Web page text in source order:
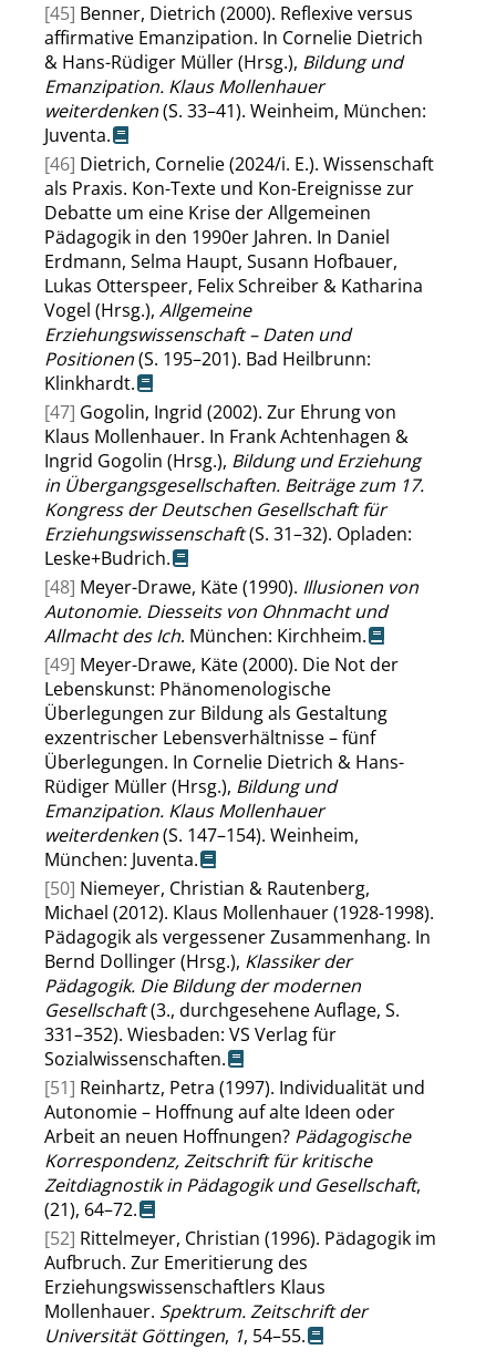
[45] Benner, Dietrich (2000). Reflexive versus
affirmative Emanzipation. In Cornelie Dietrich
& Hans-Rüdiger Müller (Hrsg.), Bildung und
Emanzipation. Klaus Mollenhauer
weiterdenken(S. 33–41). Weinheim, München:
Juventa.
[46] Dietrich, Cornelie (2024/i. E.). Wissenschaft
als Praxis. Kon-Texte und Kon-Ereignisse zur
Debatte um eine Krise der Allgemeinen
Pädagogik in den 1990er Jahren. In Daniel
Erdmann, Selma Haupt, Susann Hofbauer,
Lukas Otterspeer, Felix Schreiber & Katharina
Vogel (Hrsg.), Allgemeine
Erziehungswissenschaft – Daten und
Positionen(S. 195–201). Bad Heilbrunn:
Klinkhardt.
[47] Gogolin, Ingrid (2002). Zur Ehrung von
Klaus Mollenhauer. In Frank Achtenhagen &
Ingrid Gogolin (Hrsg.), Bildung und Erziehung
in Übergangsgesellschaften. Beiträge zum 17.
Kongress der Deutschen Gesellschaft für
Erziehungswissenschaft(S. 31–32). Opladen:
Leske+Budrich.
[48] Meyer-Drawe, Käte (1990). Illusionen von
Autonomie. Diesseits von Ohnmacht und
Allmacht des Ich. München: Kirchheim.
[49] Meyer-Drawe, Käte (2000). Die Not der
Lebenskunst: Phänomenologische
Überlegungen zur Bildung als Gestaltung
exzentrischer Lebensverhältnisse – fünf
Überlegungen. In Cornelie Dietrich & Hans-
Rüdiger Müller (Hrsg.), Bildung und
Emanzipation. Klaus Mollenhauer
weiterdenken(S. 147–154). Weinheim,
München: Juventa.
[50] Niemeyer, Christian & Rautenberg,
Michael (2012). Klaus Mollenhauer (1928-1998).
Pädagogik als vergessener Zusammenhang. In
Bernd Dollinger (Hrsg.), Klassiker der
Pädagogik. Die Bildung der modernen
Gesellschaft(3., durchgesehene Auflage, S.
331–352). Wiesbaden: VS Verlag für
Sozialwissenschaften.
[51] Reinhartz, Petra (1997). Individualität und
Autonomie – Hoffnung auf alte Ideen oder
Arbeit an neuen Hoffnungen? Pädagogische
Korrespondenz, Zeitschrift für kritische
Zeitdiagnostik in Pädagogik und Gesellschaft,
(21), 64–72.
[52] Rittelmeyer, Christian (1996). Pädagogik im
Aufbruch. Zur Emeritierung des
Erziehungswissenschaftlers Klaus
Mollenhauer. Spektrum. Zeitschrift der
Universität Göttingen, 1, 54–55.